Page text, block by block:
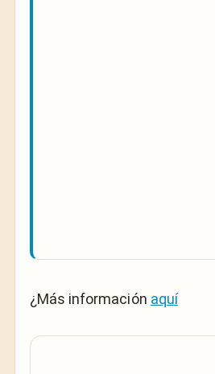
¿Más información aquí